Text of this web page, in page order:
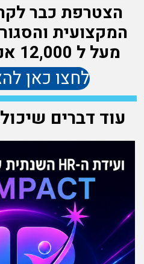
הצטרפת כבר
המקצועית
מעל ל 12,000 אנשי גיוס ו HR?
לחצו כאן
עוד דברים